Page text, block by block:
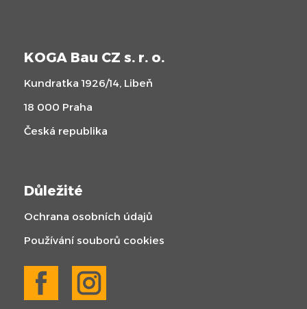
KOGA Bau CZ s. r. o.
Kundratka 1926/14, Libeň
18 000 Praha
Česká republika
Důležité
Ochrana osobních údajů
Používání souborů cookies